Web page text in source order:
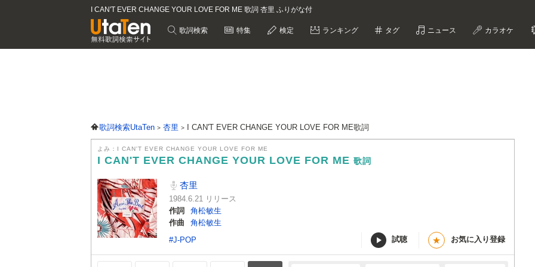
I CAN'T EVER CHANGE YOUR LOVE FOR ME 歌詞 杏里 ふりがな付
歌詞検索 特集 検定 ランキング タグ ニュース カラオケ
歌詞検索UtaTen 杏里 I CAN'T EVER CHANGE YOUR LOVE FOR ME歌詞
よみ：I CAN'T EVER CHANGE YOUR LOVE FOR ME
I CAN'T EVER CHANGE YOUR LOVE FOR ME 歌詞
杏里
1984.6.21 リリース
作詞
角松敏生
作曲
角松敏生
#J-POP
試聴 ★ お気に入り登録